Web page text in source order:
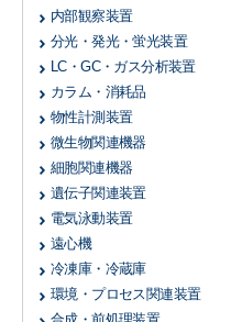
内部観察装置
分光・発光・蛍光装置
LC・GC・ガス分析装置
カラム・消耗品
物性計測装置
微生物関連機器
細胞関連機器
遺伝子関連装置
電気泳動装置
遠心機
冷凍庫・冷蔵庫
環境・プロセス関連装置